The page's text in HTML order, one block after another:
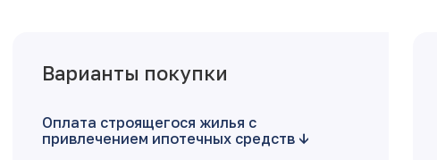
Варианты покупки
Оплата строящегося жилья с
привлечением ипотечных средств